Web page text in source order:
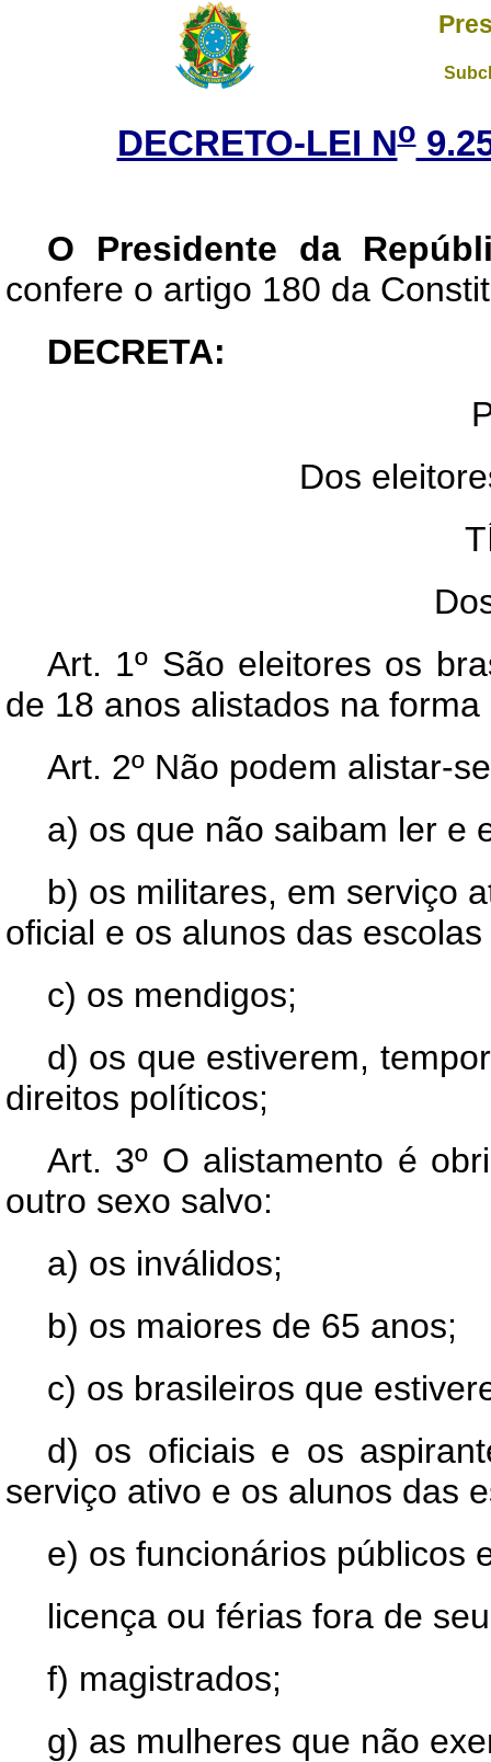
DECRETO-LEI No
O Presidente da
confere o artigo 180 da
DECRETA:
Dos
Art. 1º São eleitores os
de 18 anos alistados na forma
Art. 2º Não podem alistar-
a) os que não saibam ler e
b) os militares, em serviço
oficial e os alunos das
c) os mendigos;
d) os que estiverem,
direitos políticos;
Art. 3º O alistamento é
outro sexo salvo:
a) os inválidos;
b) os maiores de 65 anos;
c) os brasileiros que
d) os oficiais e os
serviço ativo e os alunos das
e) os funcionários públicos
licença ou férias fora de
f) magistrados;
g) as mulheres que não